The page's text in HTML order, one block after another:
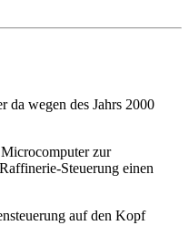
da wegen des Jahrs 2000
zur
Steuerung einen
auf den Kopf